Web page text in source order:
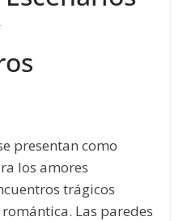
presentan como
los amores
trágicos
Las paredes